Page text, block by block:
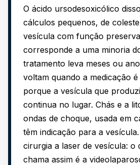
O ácido ursodesoxicólico
cálculos pequenos, de
vesícula com função
corresponde a uma minoria
tratamento leva meses ou
voltam quando a medicação
porque a vesícula que
continua no lugar. Chás e a
ondas de choque, usada em
têm indicação para a
cirurgia a laser de vesícula: o
chama assim é a